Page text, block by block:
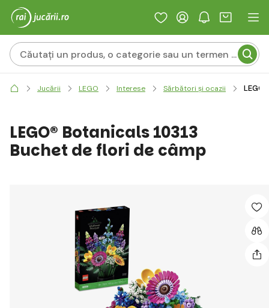
Jucării LEGO Interese Sărbători și ocazii
LEGO® Botanicals 10313
Buchet de flori de câmp